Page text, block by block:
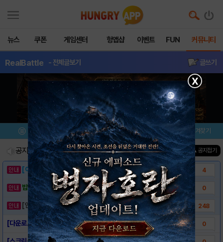
뉴스 쿠폰 게임센터 헝앱샵 이벤트 FUN 커뮤니티
RealBattle - 전체글보기 글쓰기
메뉴 이벤트/미션 설치/평가 즐겨찾기
공지사항 진행중인 이벤트0건 ▲ 공지접기
[이벤트] 웃음으로 매일매일 해피! 유머 게시.. 4
밥알이의 헝앱통신 ⑲ “밥알이, 드디어 멀티를.. 0
[안내] 헝그리앱 필수 상식! 밥알 획득 안내.. 248
[다운로드링크] - Real Battle Si.. 0
X